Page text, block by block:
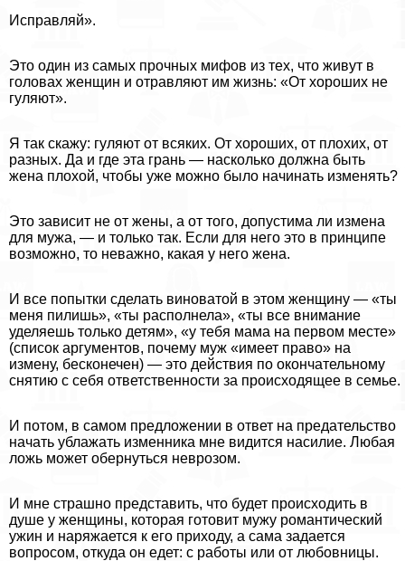
Исправляй».
Это один из самых прочных мифов из тех, что живут в
головах женщин и отравляют им жизнь: «От хороших не
гуляют».
Я так скажу: гуляют от всяких. От хороших, от плохих, от
разных. Да и где эта грань — насколько должна быть
жена плохой, чтобы уже можно было начинать изменять?
Это зависит не от жены, а от того, допустима ли измена
для мужа, — и только так. Если для него это в принципе
возможно, то неважно, какая у него жена.
И все попытки сделать виноватой в этом женщину — «ты
меня пилишь», «ты располнела», «ты все внимание
уделяешь только детям», «у тебя мама на первом месте»
(список аргументов, почему муж «имеет право» на
измену, бесконечен) — это действия по окончательному
снятию с себя ответственности за происходящее в семье.
И потом, в самом предложении в ответ на предательство
начать ублажать изменника мне видится насилие. Любая
ложь может обернуться неврозом.
И мне страшно представить, что будет происходить в
душе у женщины, которая готовит мужу романтический
ужин и наряжается к его приходу, а сама задается
вопросом, откуда он едет: с работы или от любовницы.